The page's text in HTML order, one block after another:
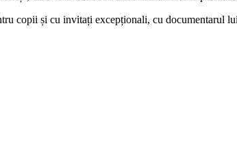
copii și cu invitați excepționali, cu documentarul